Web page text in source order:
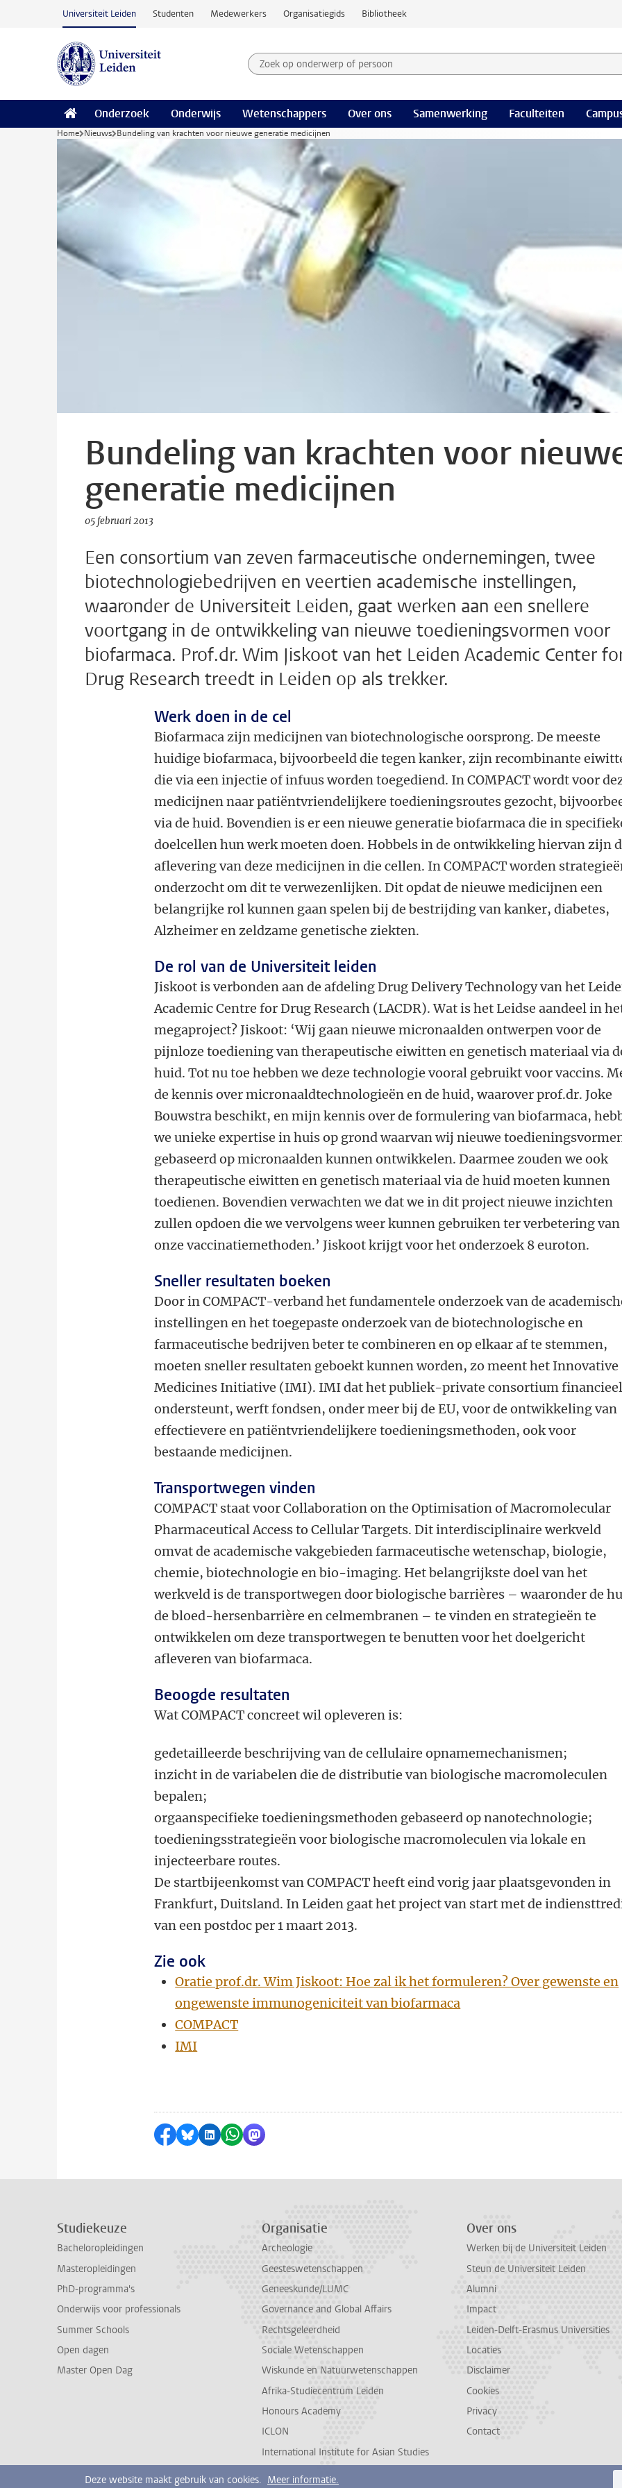
Ga naar hoofdinhoud
Universiteit Leiden Studenten Medewerkers Organisatiegids Bibliotheek
Zoek op onderwerp of persoon en selecteer categorie
Zoekterm
Onderzoek Onderwijs Wetenschappers Over ons Samenwerking Faculteiten
Home Nieuws Bundeling van krachten voor nieuwe generatie medicijnen
Bundeling van krachten voor
generatie medicijnen
05 februari 2013
Een consortium van zeven farmaceutische ondernemingen, twee
biotechnologiebedrijven en veertien academische instellingen,
waaronder de Universiteit Leiden, gaat werken aan een snellere
voortgang in de ontwikkeling van nieuwe toedieningsvormen voor
biofarmaca. Prof.dr. Wim Jiskoot van het Leiden Academic Center
Drug Research treedt in Leiden op als trekker.
Werk doen in de cel
Biofarmaca zijn medicijnen van biotechnologische oorsprong. De meeste
huidige biofarmaca, bijvoorbeeld die tegen kanker, zijn recombinante
die via een injectie of infuus worden toegediend. In COMPACT wordt voor
medicijnen naar patiëntvriendelijkere toedieningsroutes gezocht,
via de huid. Bovendien is er een nieuwe generatie biofarmaca die in
doelcellen hun werk moeten doen. Hobbels in de ontwikkeling hiervan zijn
aflevering van deze medicijnen in die cellen. In COMPACT worden
onderzocht om dit te verwezenlijken. Dit opdat de nieuwe medicijnen een
belangrijke rol kunnen gaan spelen bij de bestrijding van kanker, diabetes,
Alzheimer en zeldzame genetische ziekten.
De rol van de Universiteit leiden
Jiskoot is verbonden aan de afdeling Drug Delivery Technology van het
Academic Centre for Drug Research (LACDR). Wat is het Leidse aandeel in
megaproject? Jiskoot: ‘Wij gaan nieuwe micronaalden ontwerpen voor de
pijnloze toediening van therapeutische eiwitten en genetisch materiaal via
huid. Tot nu toe hebben we deze technologie vooral gebruikt voor vaccins.
de kennis over micronaaldtechnologieën en de huid, waarover prof.dr. Joke
Bouwstra beschikt, en mijn kennis over de formulering van biofarmaca,
we unieke expertise in huis op grond waarvan wij nieuwe
gebaseerd op micronaalden kunnen ontwikkelen. Daarmee zouden we ook
therapeutische eiwitten en genetisch materiaal via de huid moeten kunnen
toedienen. Bovendien verwachten we dat we in dit project nieuwe inzichten
zullen opdoen die we vervolgens weer kunnen gebruiken ter verbetering van
onze vaccinatiemethoden.’ Jiskoot krijgt voor het onderzoek 8 euroton.
Sneller resultaten boeken
Door in COMPACT-verband het fundamentele onderzoek van de
instellingen en het toegepaste onderzoek van de biotechnologische en
farmaceutische bedrijven beter te combineren en op elkaar af te stemmen,
moeten sneller resultaten geboekt kunnen worden, zo meent het Innovative
Medicines Initiative (IMI). IMI dat het publiek-private consortium
ondersteunt, werft fondsen, onder meer bij de EU, voor de ontwikkeling van
effectievere en patiëntvriendelijkere toedieningsmethoden, ook voor
bestaande medicijnen.
Transportwegen vinden
COMPACT staat voor Collaboration on the Optimisation of Macromolecular
Pharmaceutical Access to Cellular Targets. Dit interdisciplinaire werkveld
omvat de academische vakgebieden farmaceutische wetenschap, biologie,
chemie, biotechnologie en bio-imaging. Het belangrijkste doel van het
werkveld is de transportwegen door biologische barrières – waaronder de
de bloed-hersenbarrière en celmembranen – te vinden en strategieën te
ontwikkelen om deze transportwegen te benutten voor het doelgericht
afleveren van biofarmaca.
Beoogde resultaten
Wat COMPACT concreet wil opleveren is:
gedetailleerde beschrijving van de cellulaire opnamemechanismen;
inzicht in de variabelen die de distributie van biologische macromoleculen
bepalen;
orgaanspecifieke toedieningsmethoden gebaseerd op nanotechnologie;
toedieningsstrategieën voor biologische macromoleculen via lokale en
injecteerbare routes.
De startbijeenkomst van COMPACT heeft eind vorig jaar plaatsgevonden in
Frankfurt, Duitsland. In Leiden gaat het project van start met de
van een postdoc per 1 maart 2013.
Zie ook
Oratie prof.dr. Wim Jiskoot: Hoe zal ik het formuleren? Over gewenste en
ongewenste immunogeniciteit van biofarmaca
COMPACT
IMI
Delen op Facebook
Delen via Bluesky
Delen op LinkedIn
Delen via WhatsApp
Delen via Mastodon
Studiekeuze
Bacheloropleidingen
Masteropleidingen
PhD-programma's
Onderwijs voor professionals
Summer Schools
Open dagen
Master Open Dag
Organisatie
Archeologie
Geesteswetenschappen
Geneeskunde/LUMC
Governance and Global Affairs
Rechtsgeleerdheid
Sociale Wetenschappen
Wiskunde en Natuurwetenschappen
Afrika-Studiecentrum Leiden
Honours Academy
ICLON
International Institute for Asian Studies
Over ons
Werken bij de Universiteit Leiden
Steun de Universiteit Leiden
Alumni
Impact
Leiden-Delft-Erasmus Universities
Locaties
Disclaimer
Cookies
Privacy
Contact
Deze website maakt gebruik van cookies. Meer informatie.